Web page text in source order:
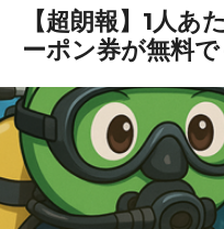
【超朗報】1人
ーポン券が無料